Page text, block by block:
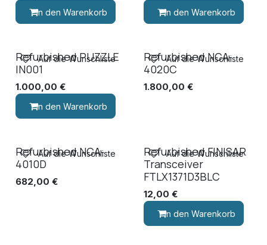
In den Warenkorb In den Warenkorb
Refurbished PUZZLE
IN001
1.000,00 €
In den Warenkorb
Auf die Wunschliste
Refurbished NCA-
4020C
1.800,00 €
Auf die Wunschliste
Refurbished NCA-
4010D
682,00 €
Auf die Wunschliste
Refurbished FINISAR
Transceiver
FTLX1371D3BLC
12,00 €
In den Warenkorb
Auf die Wunschliste